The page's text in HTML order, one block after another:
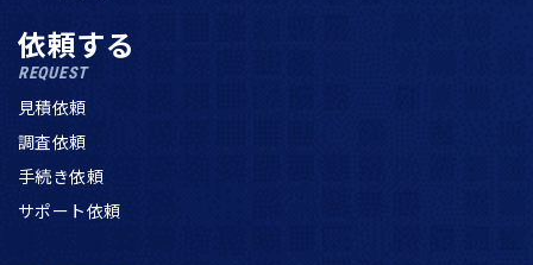
依頼する
REQUEST
見積依頼
調査依頼
手続き依頼
サポート依頼